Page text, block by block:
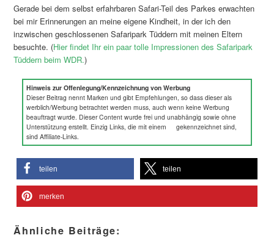
Gerade bei dem selbst erfahrbaren Safari-Teil des Parkes erwachten
bei mir Erinnerungen an meine eigene Kindheit, in der ich den
inzwischen geschlossenen Safaripark Tüddern mit meinen Eltern
besuchte. (Hier findet Ihr ein paar tolle Impressionen des Safaripark
Tüddern beim WDR.)
Hinweis zur Offenlegung/Kennzeichnung von Werbung
Dieser Beitrag nennt Marken und gibt Empfehlungen, so dass dieser als
werblich/Werbung betrachtet werden muss, auch wenn keine Werbung
beauftragt wurde. Dieser Content wurde frei und unabhängig sowie ohne
Unterstützung erstellt. Einzig Links, die mit einem
gekennzeichnet sind,
sind Affiliate-Links.
teilen teilen
merken
Ähnliche Beiträge: